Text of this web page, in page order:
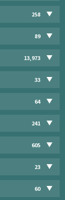
258
89
13,973
33
64
241
605
23
60